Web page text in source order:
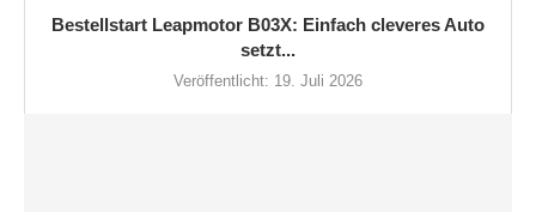
Bestellstart Leapmotor B03X: Einfach cleveres Auto
setzt...
Veröffentlicht: 19. Juli 2026